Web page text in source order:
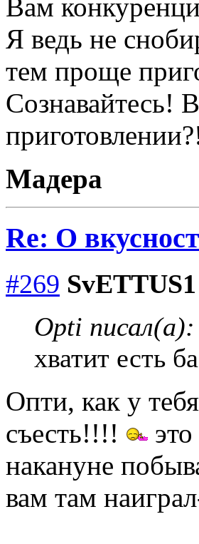
Вам
Я ведь не
тем проще
Сознавайтесь!
Мадера
Re: О
#269 SvETTUS1
Opti писал(а):
хватит есть
Опти, как у
съесть!!!!
накануне
вам там